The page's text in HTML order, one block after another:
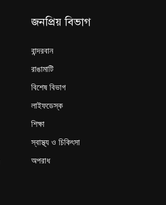
জনপ্রিয় বিভাগ
বান্দরবান
রাঙামাটি
বিশেষ বিভাগ
লাইফডেস্ক
শিক্ষা
স্বাস্থ্য ও চিকিৎসা
অপরাধ